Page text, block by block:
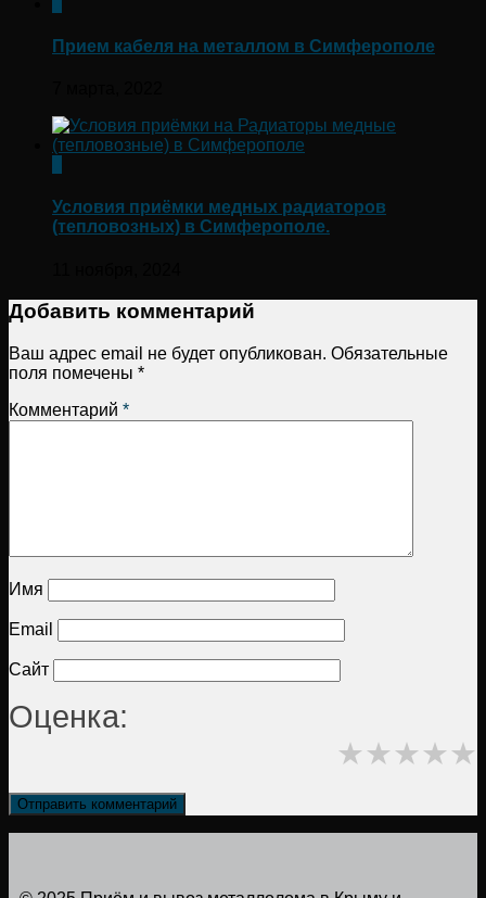
Прием кабеля на металлом в Симферополе
Условия приёмки медных радиаторов
(тепловозных) в Симферополе.
Добавить комментарий
Ваш адрес email не будет опубликован. Обязательные
поля помечены *
Комментарий *
Имя
Email
Сайт
Оценка:
★
★
★
★
★